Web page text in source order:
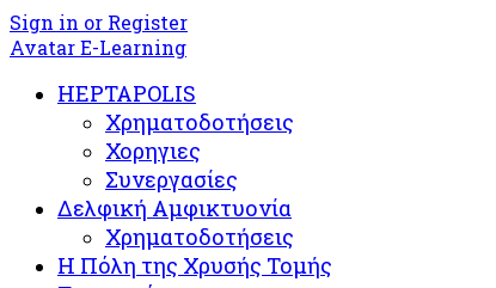
Sign in or Register
Avatar E-Learning
HEPTAPOLIS
Χρηματοδοτήσεις
Χορηγιες
Συνεργασίες
Δελφική Αμφικτυονία
Χρηματοδοτήσεις
Η Πόλη της Χρυσής Τομής